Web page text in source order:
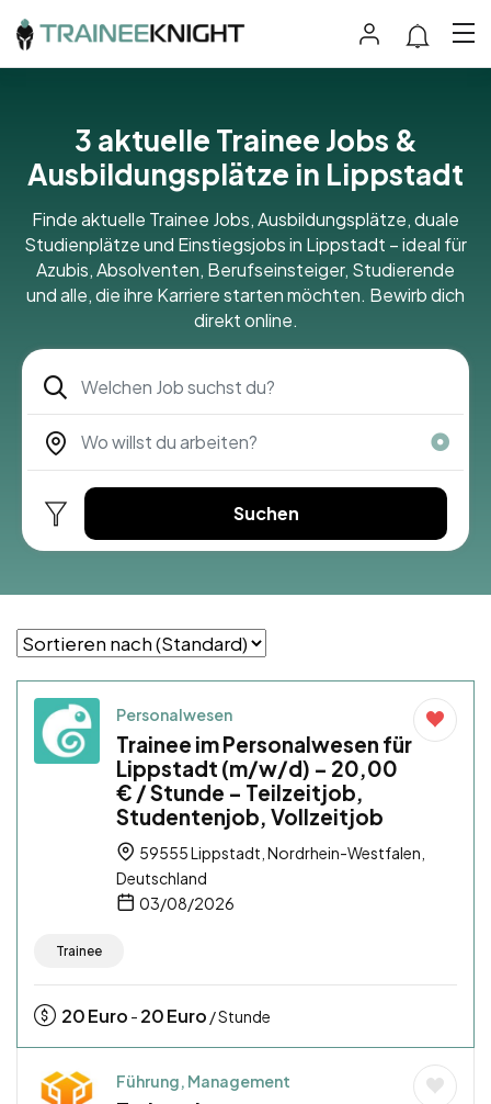
3 aktuelle Trainee Jobs &
Ausbildungsplätze in Lippstadt
Finde aktuelle Trainee Jobs, Ausbildungsplätze, duale
Studienplätze und Einstiegsjobs in Lippstadt – ideal für
Azubis, Absolventen, Berufseinsteiger, Studierende
und alle, die ihre Karriere starten möchten. Bewirb dich
direkt online.
Suchen
Personalwesen
Trainee im Personalwesen für
Lippstadt (m/w/d) – 20,00
€ / Stunde – Teilzeitjob,
Studentenjob, Vollzeitjob
59555 Lippstadt, Nordrhein-Westfalen,
Deutschland
03/08/2026
Trainee
20Euro - 20Euro / Stunde
Führung, Management